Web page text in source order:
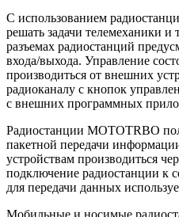
С использованием
решать задачи телемеханики
разъемах радиостанций
входа/выхода. Управление
производиться от внешних
радиоканалу с кнопок
с внешних программных
Радиостанции MOTOTRBO
пакетной передачи
устройствам производиться
подключение радиостанции к
для передачи данных
Мобильные и носимые